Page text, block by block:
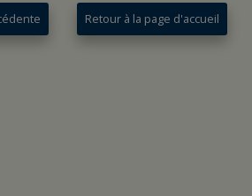
Retour à la page d'accueil